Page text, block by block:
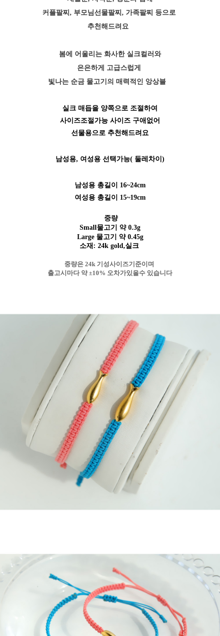
커플팔찌, 부모님선물팔찌, 가족팔찌 등으로
추천해드려요
봄에 어울리는 화사한 실크컬러와
은은하게 고급스럽게
빛나는 순금 물고기의 매력적인 앙상블
실크 매듭을 양쪽으로 조절하여
사이즈조절가능 사이즈 구애없어
선물용으로 추천해드려요
남성용, 여성용 선택가능( 둘레차이)
남성용 총길이 16~24cm
여성용 총길이 15~19cm
중량
Small물고기 약 0.3g
Large 물고기 약 0.45g
소재: 24k gold,실크
중량은 24k 기성사이즈기준이며
출고시마다 약 ±10% 오차가있을수 있습니다